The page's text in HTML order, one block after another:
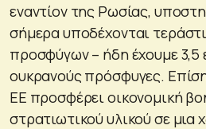
εναντίον της Ρωσίας,
σήμερα υποδέχονται
προσφύγων – ήδη έχουμε 3,5
ουκρανούς πρόσφυγες.
ΕΕ προσφέρει οικονομική
στρατιωτικού υλικού σε μια